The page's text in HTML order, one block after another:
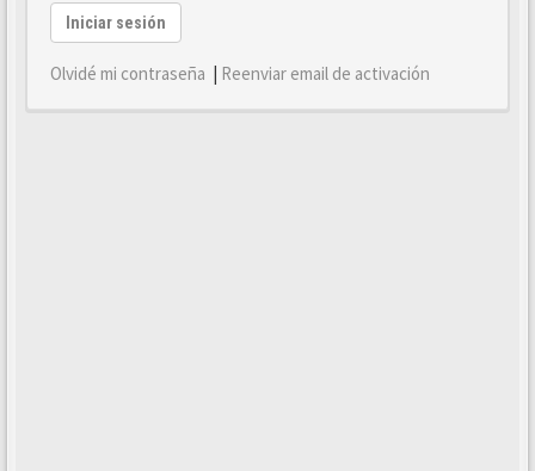
Iniciar sesión
Olvidé mi contraseña | Reenviar email de activación